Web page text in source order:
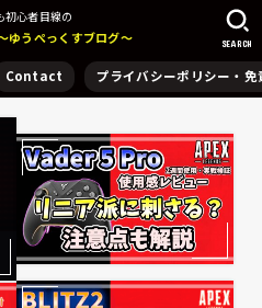
初心者目線の
ゆうぺっくすブログ～
Contact プライバシーポリシー・免
SEARCH